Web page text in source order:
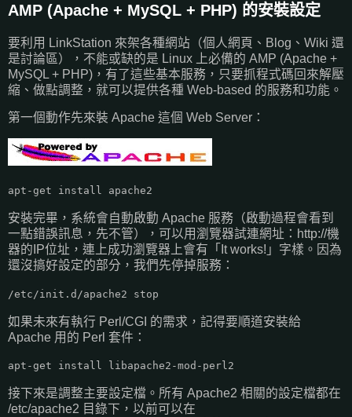
AMP (Apache + MySQL + PHP) 的安裝設定
要利用 LinkStation 來架各種網站（個人網頁、Blog、Wiki 還
是討論區），不能或缺的是 Linux 上必備的 AMP (Apache +
MySQL + PHP)，有了這些基本服務，只要抓程式碼回來解壓
縮、做點調整，就可以提供各種 Web-based 的服務和功能。
第一個動作先來裝 Apache 這個 Web Server：
apt-get install apache2
安裝完畢，系統會自動啟動 Apache 服務（啟動過程會看到
一點錯誤訊息，先不管），可以用瀏覽器試連網址：http://機
器的IP位址，連上成功瀏覽器上會有「It works!」字樣。因為
還沒搞好設定的部分，我們先停掉服務：
/etc/init.d/apache2 stop
如果未來有執行 Perl/CGI 的需求，記得要順道安裝給
Apache 用的 Perl 套件：
apt-get install libapache2-mod-perl2
接下來是調整主要設定檔。所有 Apache2 相關的設定檔都在
/etc/apache2 目錄下，以前可以在